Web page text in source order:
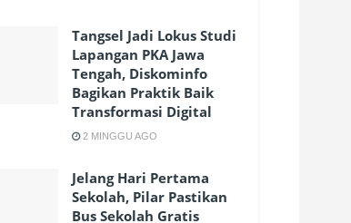
Tangsel Jadi Lokus Studi
Lapangan PKA Jawa
Tengah, Diskominfo
Bagikan Praktik Baik
Transformasi Digital
2 MINGGU AGO
Jelang Hari Pertama
Sekolah, Pilar Pastikan
Bus Sekolah Gratis